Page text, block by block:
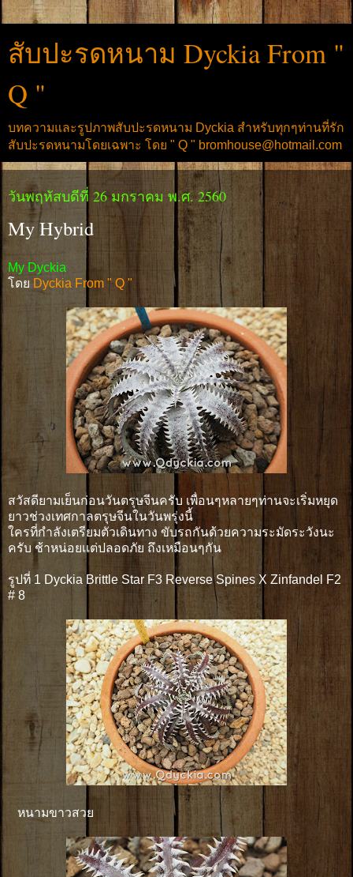
สับปะรดหนาม Dyckia From "
Q "
บทความและรูปภาพสับปะรดหนาม Dyckia สำหรับทุกๆท่านที่รัก
สับปะรดหนามโดยเฉพาะ โดย " Q " bromhouse@hotmail.com
วันพฤหัสบดีที่ 26 มกราคม พ.ศ. 2560
My Hybrid
My Dyckia
โดย Dyckia From " Q "
สวัสดียามเย็นก่อนวันตรุษจีนครับ เพื่อนๆหลายๆท่านจะเริ่มหยุด
ยาวช่วงเทศกาลตรุษจีนในวันพรุ่งนี้
ใครที่กำลังเตรียมตัวเดินทาง ขับรถกันด้วยความระมัดระวังนะ
ครับ ช้าหน่อยเเต่ปลอดภัย ถึงเหมือนๆกัน
รูปที่ 1 Dyckia Brittle Star F3 Reverse Spines X Zinfandel F2
# 8
หนามขาวสวย